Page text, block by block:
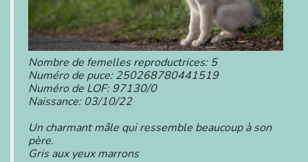
Nombre de femelles reproductrices: 5
Numéro de puce: 250268780441519
Numéro de LOF: 97130/0
Naissance: 03/10/22
Un charmant mâle qui ressemble beaucoup à son
père.
Gris aux yeux marrons